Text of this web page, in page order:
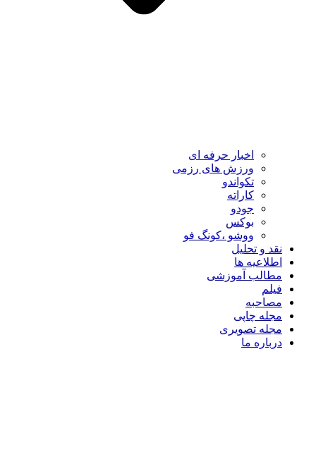
اخبار حرفه ای
ورزش های رزمی
تکواندو
کاراته
جودو
بوکس
ووشو ،کونگ فو
نقد و تحلیل
اطلاعیه ها
مطالب آموزشی
فیلم
مصاحبه
مجله چاپی
مجله تصویری
درباره ما